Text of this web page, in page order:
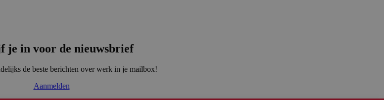
je in voor de nieuwsbrief
de beste berichten over werk in je mailbox!
Aanmelden